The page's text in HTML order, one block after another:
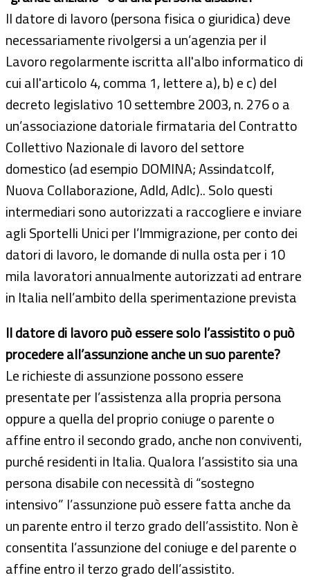
Il datore di lavoro (persona fisica o giuridica) deve
necessariamente rivolgersi a un’agenzia per il
Lavoro regolarmente iscritta all'albo informatico di
cui all'articolo 4, comma 1, lettere a), b) e c) del
decreto legislativo 10 settembre 2003, n. 276 o a
un’associazione datoriale firmataria del Contratto
Collettivo Nazionale di lavoro del settore
domestico (ad esempio DOMINA; Assindatcolf,
Nuova Collaborazione, Adld, Adlc).. Solo questi
intermediari sono autorizzati a raccogliere e inviare
agli Sportelli Unici per l’Immigrazione, per conto dei
datori di lavoro, le domande di nulla osta per i 10
mila lavoratori annualmente autorizzati ad entrare
in Italia nell’ambito della sperimentazione prevista
Il datore di lavoro può essere solo l’assistito o può
procedere all’assunzione anche un suo parente?
Le richieste di assunzione possono essere
presentate per l’assistenza alla propria persona
oppure a quella del proprio coniuge o parente o
affine entro il secondo grado, anche non conviventi,
purché residenti in Italia. Qualora l’assistito sia una
persona disabile con necessità di “sostegno
intensivo” l’assunzione può essere fatta anche da
un parente entro il terzo grado dell’assistito. Non è
consentita l’assunzione del coniuge e del parente o
affine entro il terzo grado dell’assistito.